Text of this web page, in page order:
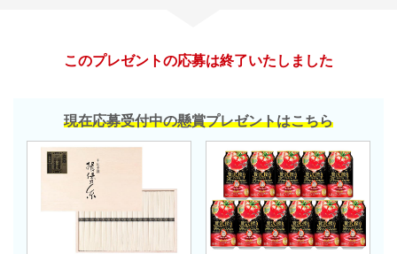
このプレゼントの応募は終了いたしました
現在応募受付中の懸賞プレゼントはこちら